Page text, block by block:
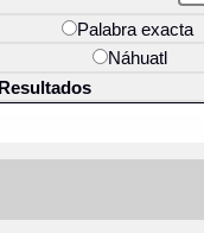
Palabra exacta
Náhuatl
Resultados